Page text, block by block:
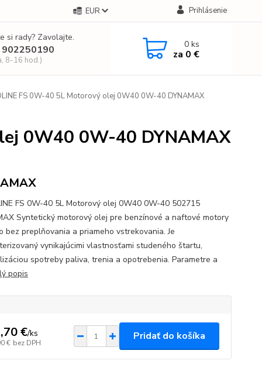
EUR Prihlásenie
si rady? Zavolajte.
8-16 hod.)
0ks
za 0 €
FS 0W-40 5L Motorový olej 0W40 0W-40 DYNAMAX
0W40 0W-40 DYNAMAX
FS 0W-40 5L Motorový olej 0W40 0W-40 502715
Syntetický motorový olej pre benzínové a naftové motory
bez preplňovania a priameho vstrekovania. Je
vynikajúcimi vlastnosťami studeného štartu,
spotreby paliva, trenia a opotrebenia. Parametre a
popis
€/ks
€ bez DPH
Pridať do košíka